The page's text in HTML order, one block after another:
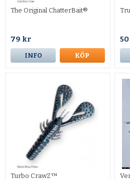
The Original ChatterBait®
79 kr
INFO KÖP
Turbo CrawZ™